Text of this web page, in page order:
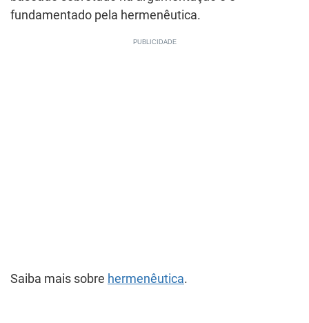
fundamentado pela hermenêutica.
Saiba mais sobre hermenêutica.